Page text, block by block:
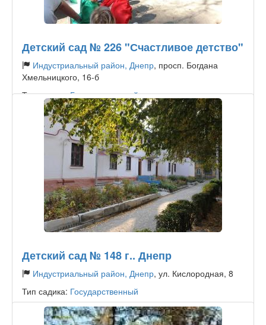
Детский сад № 226 "Счастливое детство"
Индустриальный район, Днепр, просп. Богдана
Хмельницкого, 16-б
Тип садика:Государственный
Детский сад № 148 г.. Днепр
Индустриальный район, Днепр, ул. Кислородная, 8
Тип садика: Государственный